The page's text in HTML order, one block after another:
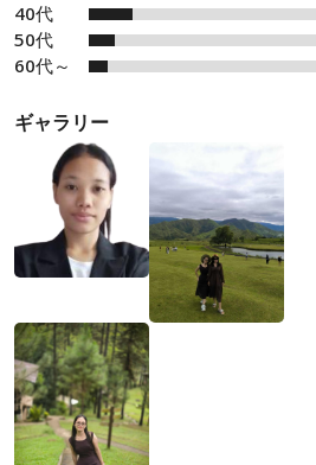
40代
50代
60代～
ギャラリー